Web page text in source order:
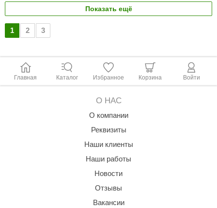
Показать ещё
1 2 3
Главная Каталог Избранное Корзина Войти
О НАС
О компании
Реквизиты
Наши клиенты
Наши работы
Новости
Отзывы
Вакансии